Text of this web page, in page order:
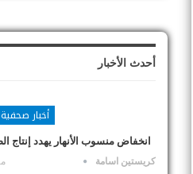
أحدث الأخبار
أخبار صحفية
انخفاض منسوب الأنهار يهدد إنتاج
كريستين اسامة